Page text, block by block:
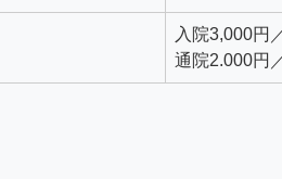
入院3,000円
通院2.000円